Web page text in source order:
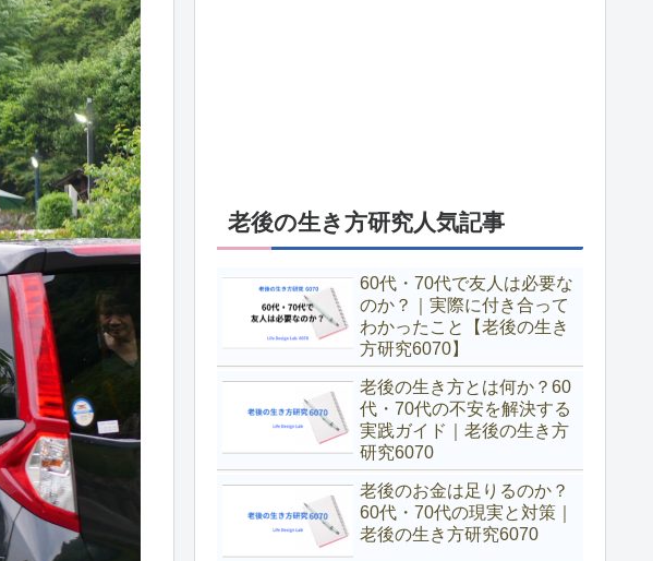
老後の生き方研究人気記事
60代・70代で友人は必要な
のか？｜実際に付き合って
わかったこと【老後の生き
方研究6070】
老後の生き方とは何か？60
代・70代の不安を解決する
実践ガイド｜老後の生き方
研究6070
老後のお金は足りるのか？
60代・70代の現実と対策｜
老後の生き方研究6070